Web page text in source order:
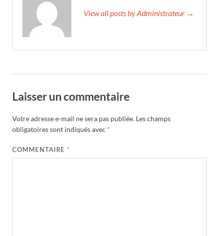
View all posts by Administrateur →
Laisser un commentaire
Votre adresse e-mail ne sera pas publiée. Les champs
obligatoires sont indiqués avec *
COMMENTAIRE *